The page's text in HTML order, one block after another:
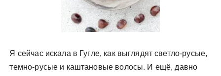
Я сейчас искала в Гугле, как выглядят светло-русые,
темно-русые и каштановые волосы. И ещё, давно